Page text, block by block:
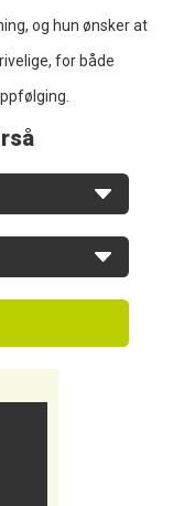
og hun ønsker at
for både